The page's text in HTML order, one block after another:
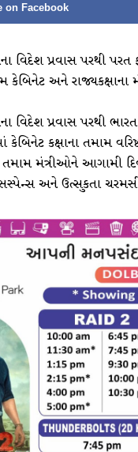
on Facebook
વિદેશ પ્રવાસ પરથી
કેબિનેટ અને રાજ્યકક્ષાના
વિદેશ પ્રવાસ
કક્ષાના તમામ
મંત્રીઓને આગામી
અને ઉત્સુકતા